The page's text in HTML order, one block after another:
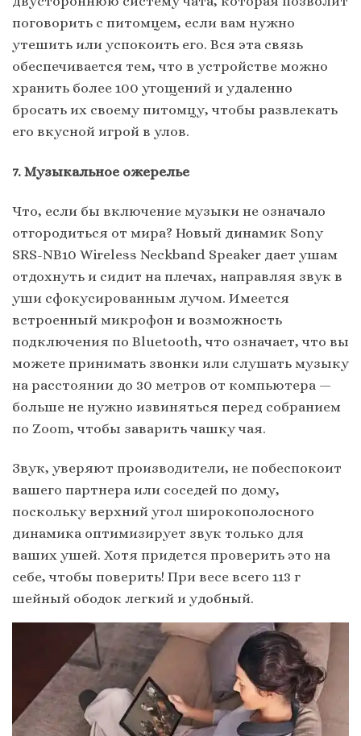
поговорить с питомцем, если вам нужно
утешить или успокоить его. Вся эта связь
обеспечивается тем, что в устройстве можно
хранить более 100 угощений и удаленно
бросать их своему питомцу, чтобы развлекать
его вкусной игрой в улов.
7. Музыкальное ожерелье
Что, если бы включение музыки не означало
отгородиться от мира? Новый динамик Sony
SRS-NB10 Wireless Neckband Speaker дает ушам
отдохнуть и сидит на плечах, направляя звук в
уши сфокусированным лучом. Имеется
встроенный микрофон и возможность
подключения по Bluetooth, что означает, что вы
можете принимать звонки или слушать музыку
на расстоянии до 30 метров от компьютера —
больше не нужно извиняться перед собранием
по Zoom, чтобы заварить чашку чая.
Звук, уверяют производители, не побеспокоит
вашего партнера или соседей по дому,
поскольку верхний угол широкополосного
динамика оптимизирует звук только для
ваших ушей. Хотя придется проверить это на
себе, чтобы поверить! При весе всего 113 г
шейный ободок легкий и удобный.